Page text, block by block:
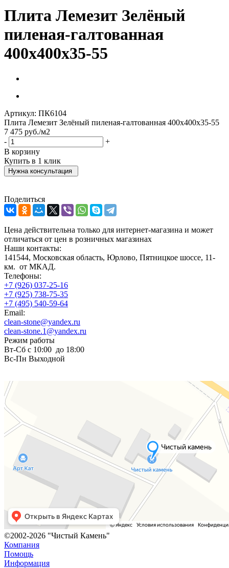
Плита Лемезит Зелёный
пиленая-галтованная
400х400х35-55
Артикул: ПК6104
Плита Лемезит Зелёный пиленая-галтованная 400х400х35-55
7 475 руб./м2
-
+
В корзину
Купить в 1 клик
Нужна консультация
Поделиться
Цена действительна только для интернет-магазина и может
отличаться от цен в розничных магазинах
Наши контакты:
141544, Московская область, Юрлово, Пятницкое шоссе, 11-
км. от МКАД.
Телефоны:
+7 (926) 037-25-16
+7 (925) 738-75-35
+7 (495) 540-59-64
Email:
clean-stone@yandex.ru
clean-stone.1@yandex.ru
Режим работы
Вт-Сб с 10:00 до 18:00
Вс-Пн Выходной
©2002-2026 "Чистый Камень"
Компания
Помощь
Информация